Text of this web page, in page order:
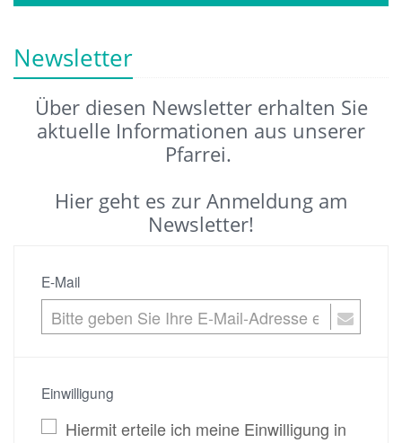
Newsletter
Über diesen Newsletter erhalten Sie
aktuelle Informationen aus unserer
Pfarrei.
Hier geht es zur Anmeldung am
Newsletter!
E-Mail
Einwilligung
Hiermit erteile ich meine Einwilligung in